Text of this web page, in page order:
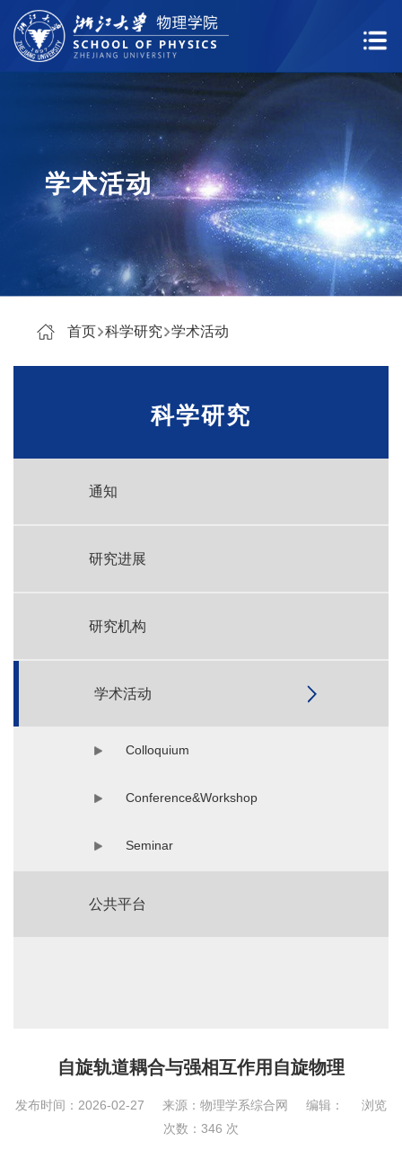
学术活动
首页 科学研究 学术活动
科学研究
通知
研究进展
研究机构
学术活动
Colloquium
Conference&Workshop
Seminar
公共平台
自旋轨道耦合与强相互作用自旋物理
发布时间：2026-02-27 来源：物理学系综合网 编辑：
浏览
次数： 346 次